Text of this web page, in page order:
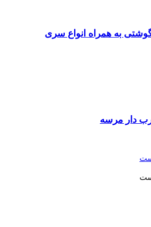
به همراه انواع سری
دار مرسه